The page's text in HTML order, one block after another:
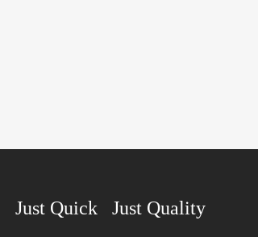
Just Quick Just Quality